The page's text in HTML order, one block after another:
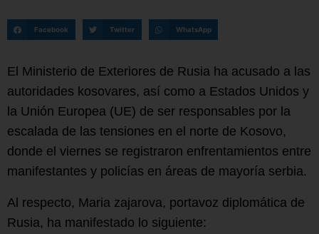
Facebook Twitter WhatsApp
El Ministerio de Exteriores de Rusia ha acusado a las
autoridades kosovares, así como a Estados Unidos y
la Unión Europea (UE) de ser responsables por la
escalada de las tensiones en el norte de Kosovo,
donde el viernes se registraron enfrentamientos entre
manifestantes y policías en áreas de mayoría serbia.
Al respecto, Maria zajarova, portavoz diplomática de
Rusia, ha manifestado lo siguiente: